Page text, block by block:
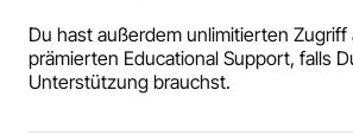
Du hast außerdem unlimitierten Zugriff
prämierten Educational Support, falls
Unterstützung brauchst.